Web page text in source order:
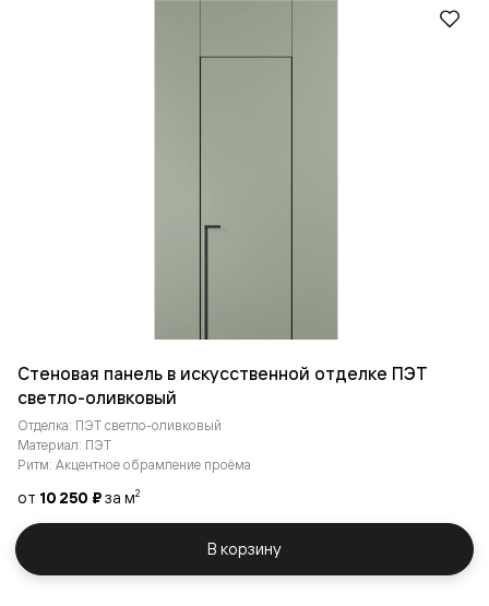
Стеновая панель в искусственной отделке ПЭТ
светло-оливковый
Отделка: ПЭТ светло-оливковый
Материал: ПЭТ
Ритм: Акцентное обрамление проёма
от 10 250 ₽за м2
В корзину